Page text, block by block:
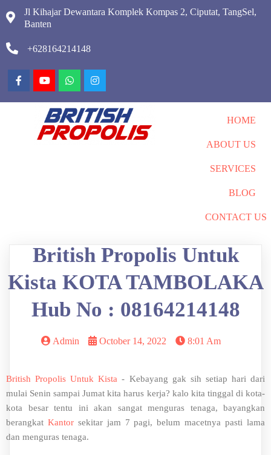
Jl Kihajar Dewantara Komplek Kompas 2, Ciputat, TangSel,
Banten
+628164214148
HOME
ABOUT US
SERVICES
BLOG
CONTACT US
British Propolis Untuk
Kista KOTA TAMBOLAKA
Hub No : 08164214148
Admin October 14, 2022 8:01 Am
British Propolis Untuk Kista - Kebayang gak sih setiap hari dari
mulai Senin sampai Jumat kita harus kerja? kalo kita tinggal di kota-
kota besar tentu ini akan sangat menguras tenaga, bayangkan
berangkat Kantorsekitar jam 7 pagi, belum macetnya pasti lama
dan menguras tenaga.